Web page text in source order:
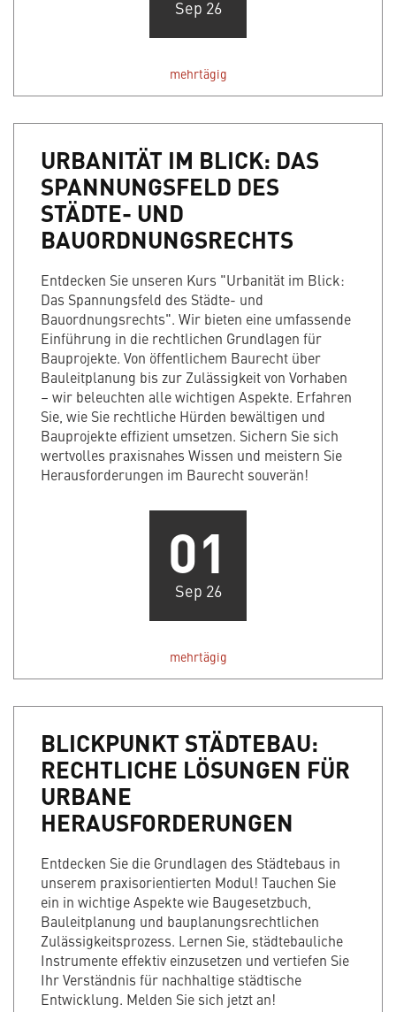
Sep 26
mehrtägig
URBANITÄT IM BLICK: DAS
SPANNUNGSFELD DES
STÄDTE- UND
BAUORDNUNGSRECHTS
Entdecken Sie unseren Kurs "Urbanität im Blick:
Das Spannungsfeld des Städte- und
Bauordnungsrechts". Wir bieten eine umfassende
Einführung in die rechtlichen Grundlagen für
Bauprojekte. Von öffentlichem Baurecht über
Bauleitplanung bis zur Zulässigkeit von Vorhaben
– wir beleuchten alle wichtigen Aspekte. Erfahren
Sie, wie Sie rechtliche Hürden bewältigen und
Bauprojekte effizient umsetzen. Sichern Sie sich
wertvolles praxisnahes Wissen und meistern Sie
Herausforderungen im Baurecht souverän!
01
Sep 26
mehrtägig
BLICKPUNKT STÄDTEBAU:
RECHTLICHE LÖSUNGEN FÜR
URBANE
HERAUSFORDERUNGEN
Entdecken Sie die Grundlagen des Städtebaus in
unserem praxisorientierten Modul! Tauchen Sie
ein in wichtige Aspekte wie Baugesetzbuch,
Bauleitplanung und bauplanungsrechtlichen
Zulässigkeitsprozess. Lernen Sie, städtebauliche
Instrumente effektiv einzusetzen und vertiefen Sie
Ihr Verständnis für nachhaltige städtische
Entwicklung. Melden Sie sich jetzt an!